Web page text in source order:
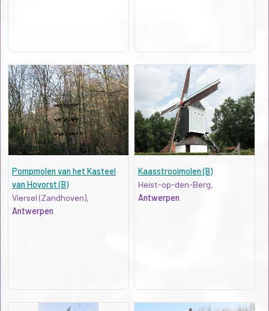
Pompmolen van het Kasteel
van Hovorst (B)
Viersel (Zandhoven),
Antwerpen
Kaasstrooimolen (B)
Heist-op-den-Berg,
Antwerpen